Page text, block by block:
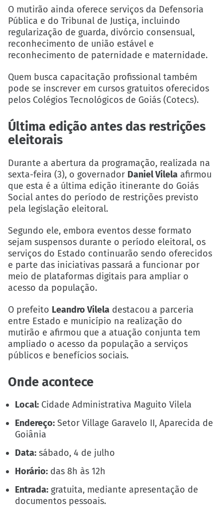
O mutirão ainda oferece serviços da Defensoria
Pública e do Tribunal de Justiça, incluindo
regularização de guarda, divórcio consensual,
reconhecimento de união estável e
reconhecimento de paternidade e maternidade.
Quem busca capacitação profissional também
pode se inscrever em cursos gratuitos oferecidos
pelos Colégios Tecnológicos de Goiás (Cotecs).
Última edição antes das restrições
eleitorais
Durante a abertura da programação, realizada na
sexta-feira (3), o governador Daniel Vilela afirmou
que esta é a última edição itinerante do Goiás
Social antes do período de restrições previsto
pela legislação eleitoral.
Segundo ele, embora eventos desse formato
sejam suspensos durante o período eleitoral, os
serviços do Estado continuarão sendo oferecidos
e parte das iniciativas passará a funcionar por
meio de plataformas digitais para ampliar o
acesso da população.
O prefeito Leandro Vilela destacou a parceria
entre Estado e município na realização do
mutirão e afirmou que a atuação conjunta tem
ampliado o acesso da população a serviços
públicos e benefícios sociais.
Onde acontece
Local: Cidade Administrativa Maguito Vilela
Endereço: Setor Village Garavelo II, Aparecida de
Goiânia
Data: sábado, 4 de julho
Horário: das 8h às 12h
Entrada: gratuita, mediante apresentação de
documentos pessoais.